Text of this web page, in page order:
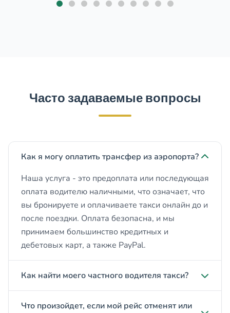
Часто задаваемые вопросы
Как я могу оплатить трансфер из аэропорта?
Наша услуга - это предоплата или последующая
оплата водителю наличными, что означает, что
вы бронируете и оплачиваете такси онлайн до и
после поездки. Оплата безопасна, и мы
принимаем большинство кредитных и
дебетовых карт, а также PayPal.
Как найти моего частного водителя такси?
Что произойдет, если мой рейс отменят или